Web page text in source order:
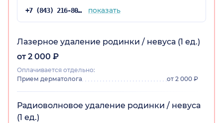
+7 (843) 216-80-54 показать
Лазерное удаление родинки / невуса (1 ед.)
от 2 000 ₽
Оплачивается отдельно:
Прием дерматолога
от 2 000 ₽
Радиоволновое удаление родинки / невуса
(1 ед.)